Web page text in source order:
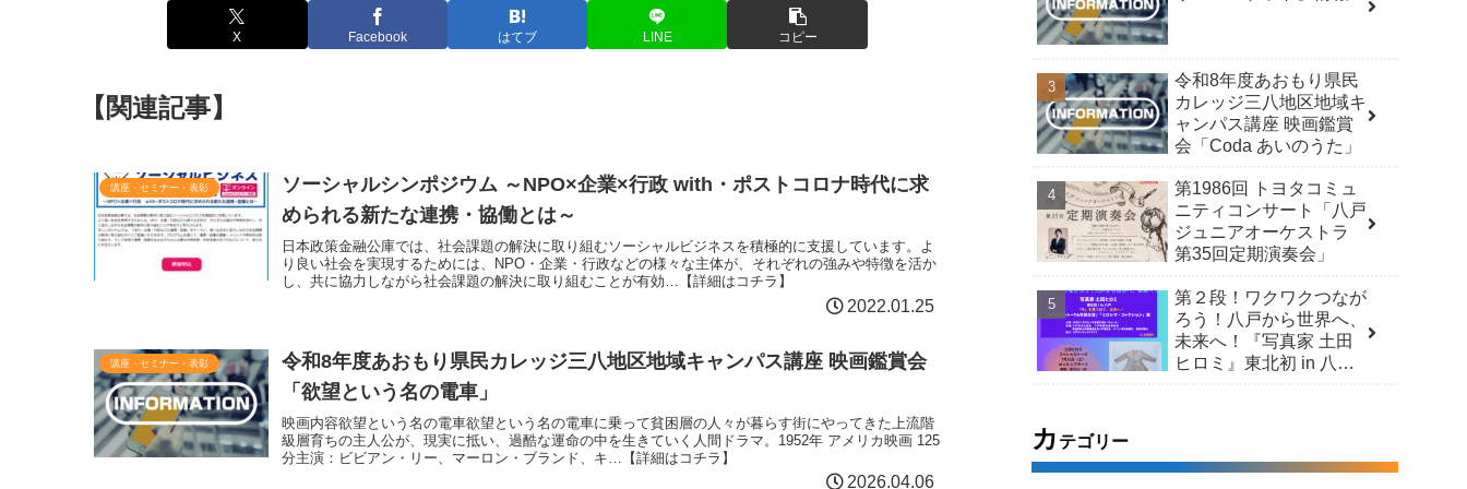
X Facebook はてブ LINE コピー
【関連記事】
講座・セミナー・表彰
ソーシャルシンポジウム ～NPO×企業×行政 with・ポストコロナ時代に求
められる新たな連携・協働とは～
日本政策金融公庫では、社会課題の解決に取り組むソーシャルビジネスを積極的に支援しています。よ
り良い社会を実現するためには、NPO・企業・行政などの様々な主体が、それぞれの強みや特徴を活か
し、共に協力しながら社会課題の解決に取り組むことが有効…【詳細はコチラ】
2022.01.25
講座・セミナー・表彰
令和8年度あおもり県民カレッジ三八地区地域キャンパス講座 映画鑑賞会
「欲望という名の電車」
映画内容欲望という名の電車欲望という名の電車に乗って貧困層の人々が暮らす街にやってきた上流階
級層育ちの主人公が、現実に抵い、過酷な運命の中を生きていく人間ドラマ。1952年 アメリカ映画 125
分主演：ビビアン・リー、マーロン・ブランド、キ…【詳細はコチラ】
2026.04.06
令和8年度あおもり県民
カレッジ三八地区地域キ
ャンパス講座 映画鑑賞
会「Coda あいのうた」
第1986回 トヨタコミュ
ニティコンサート「八戸
ジュニアオーケストラ
第35回定期演奏会」
第２段！ワクワクつなが
ろう！八戸から世界へ、
未来へ！『写真家 土田
ヒロミ』東北初 in 八戸
カ テゴリー